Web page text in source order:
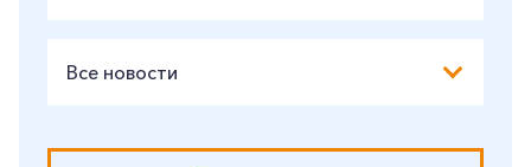
Все новости